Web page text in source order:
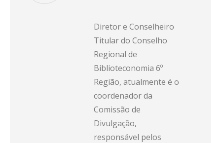
Diretor e Conselheiro
Titular do Conselho
Regional de
Biblioteconomia 6º
Região, atualmente é o
coordenador da
Comissão de
Divulgação,
responsável pelos